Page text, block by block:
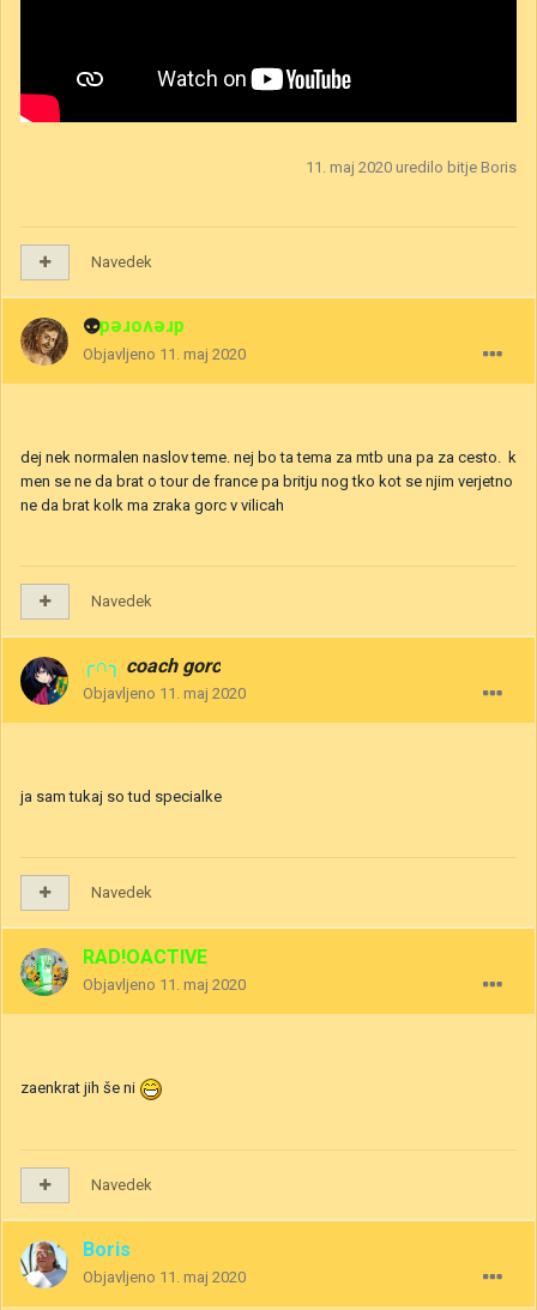
11. maj 2020 uredilo bitje Boris
Navedek
👽drevored
Objavljeno 11. maj 2020
dej nek normalen naslov teme. nej bo ta tema za mtb una pa za cesto. k
men se ne da brat o tour de france pa britju nog tko kot se njim verjetno
ne da brat kolk ma zraka gorc v vilicah
Navedek
╭∩╮ coach gorc
Objavljeno 11. maj 2020
ja sam tukaj so tud specialke
Navedek
RAD!OACTIVE
Objavljeno 11. maj 2020
zaenkrat jih še ni
Navedek
Boris
Objavljeno 11. maj 2020